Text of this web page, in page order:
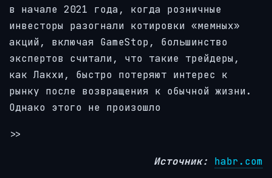
в начале 2021 года, когда розничные
инвесторы разогнали котировки «мемных»
акций, включая GameStop, большинство
экспертов считали, что такие трейдеры,
как Лакхи, быстро потеряют интерес к
рынку после возвращения к обычной жизни.
Однако этого не произошло
>>
Источник: habr.com